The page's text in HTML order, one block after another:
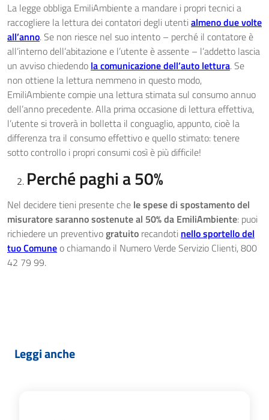
La legge obbliga EmiliAmbiente a mandare i propri tecnici a
raccogliere la lettura dei contatori degli utenti almeno due volte
all’anno. Se non riesce nel suo intento – perché il contatore è
all’interno dell’abitazione e l’utente è assente – l’addetto lascia
un avviso chiedendo la comunicazione dell’auto lettura. Se
non ottiene la lettura nemmeno in questo modo,
EmiliAmbiente compie una lettura stimata sul consumo annuo
dell’anno precedente. Alla prima occasione di lettura effettiva,
l’utente si troverà in bolletta il conguaglio, appunto, cioè la
differenza tra il consumo effettivo e quello stimato: tenere
sotto controllo i propri consumi così è più difficile!
Perché paghi a 50%
Nel decidere tieni presente che le spese di spostamento del
misuratore saranno sostenute al 50% da EmiliAmbiente: puoi
richiedere un preventivogratuito recandoti nello sportello del
tuo Comune o chiamando il Numero Verde Servizio Clienti, 800
42 79 99.
Leggi anche